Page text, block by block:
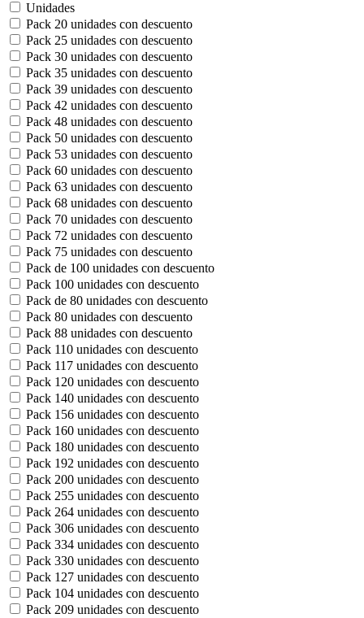
Unidades
Pack 20 unidades con descuento
Pack 25 unidades con descuento
Pack 30 unidades con descuento
Pack 35 unidades con descuento
Pack 39 unidades con descuento
Pack 42 unidades con descuento
Pack 48 unidades con descuento
Pack 50 unidades con descuento
Pack 53 unidades con descuento
Pack 60 unidades con descuento
Pack 63 unidades con descuento
Pack 68 unidades con descuento
Pack 70 unidades con descuento
Pack 72 unidades con descuento
Pack 75 unidades con descuento
Pack de 100 unidades con descuento
Pack 100 unidades con descuento
Pack de 80 unidades con descuento
Pack 80 unidades con descuento
Pack 88 unidades con descuento
Pack 110 unidades con descuento
Pack 117 unidades con descuento
Pack 120 unidades con descuento
Pack 140 unidades con descuento
Pack 156 unidades con descuento
Pack 160 unidades con descuento
Pack 180 unidades con descuento
Pack 192 unidades con descuento
Pack 200 unidades con descuento
Pack 255 unidades con descuento
Pack 264 unidades con descuento
Pack 306 unidades con descuento
Pack 334 unidades con descuento
Pack 330 unidades con descuento
Pack 127 unidades con descuento
Pack 104 unidades con descuento
Pack 209 unidades con descuento